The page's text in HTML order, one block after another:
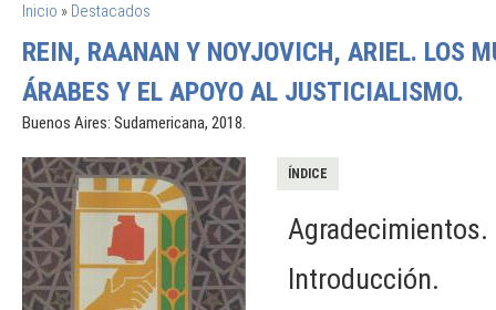
SE ENCUENTRA USTED AQUÍ
Inicio » Destacados
REIN, RAANAN Y NOYJOVICH, ARIEL. LOS
ÁRABES Y EL APOYO AL JUSTICIALISMO.
Buenos Aires: Sudamericana, 2018.
ÍNDICE
Agradecimientos.
Introducción.